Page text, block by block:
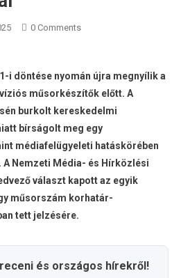
0 Comments
i döntése nyomán újra megnyílik a
műsorkészítők előtt. A
burkolt kereskedelmi
bírságolt meg egy
médiafelügyeleti hatáskörében
Nemzeti Média- és Hírközlési
választ kapott az egyik
műsorszám korhatár-
tett jelzésére.
és országos hírekről!